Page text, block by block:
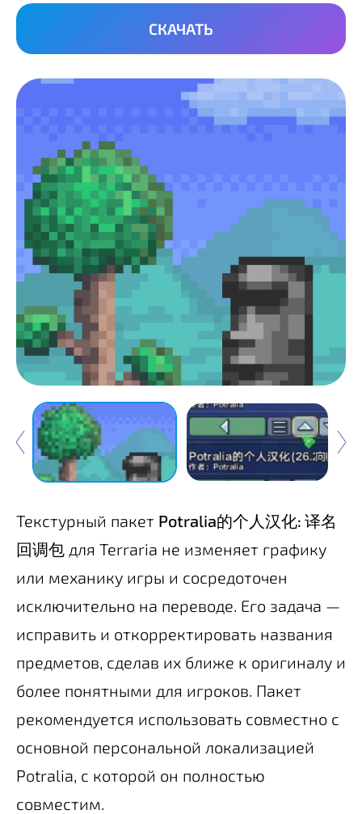
СКАЧАТЬ
Текстурный пакет Potralia的个人汉化: 译名
回调包 для Terraria не изменяет графику
или механику игры и сосредоточен
исключительно на переводе. Его задача —
исправить и откорректировать названия
предметов, сделав их ближе к оригиналу и
более понятными для игроков. Пакет
рекомендуется использовать совместно с
основной персональной локализацией
Potralia, с которой он полностью
совместим.